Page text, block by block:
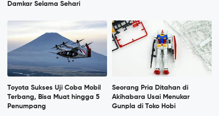
Damkar Selama Sehari
Toyota Sukses Uji Coba Mobil
Terbang, Bisa Muat hingga 5
Penumpang
Seorang Pria Ditahan di
Akihabara Usai Menukar
Gunpla di Toko Hobi